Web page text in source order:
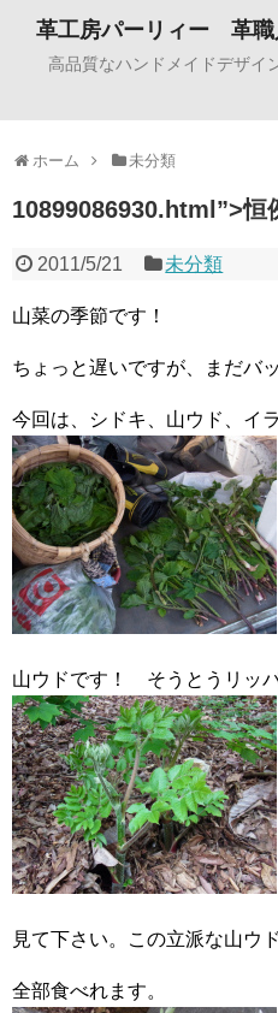
革工房パーリィー 革職
高品質なハンドメイドデザ
ホーム 未分類
10899086930.html”>
2011/5/21 未分類
山菜の季節です！
ちょっと遅いですが、まだバ
今回は、シドキ、山ウド、イ
山ウドです！ そうとうリッパ
見て下さい。この立派な山ウ
全部食べれます。